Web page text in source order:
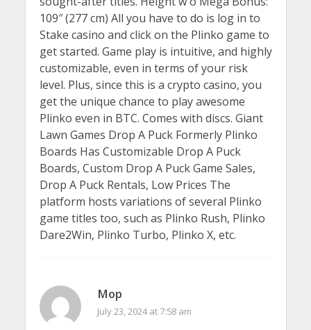
109″ (277 cm) All you have to do is log in to
Stake casino and click on the Plinko game to
get started. Game play is intuitive, and highly
customizable, even in terms of your risk
level. Plus, since this is a crypto casino, you
get the unique chance to play awesome
Plinko even in BTC. Comes with discs. Giant
Lawn Games Drop A Puck Formerly Plinko
Boards Has Customizable Drop A Puck
Boards, Custom Drop A Puck Game Sales,
Drop A Puck Rentals, Low Prices The
platform hosts variations of several Plinko
game titles too, such as Plinko Rush, Plinko
Dare2Win, Plinko Turbo, Plinko X, etc.
Mop
July 23, 2024 at 7:58 am